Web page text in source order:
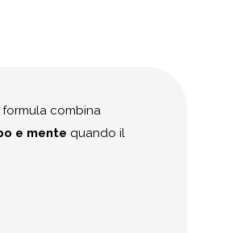
formula combina
e mente quando il